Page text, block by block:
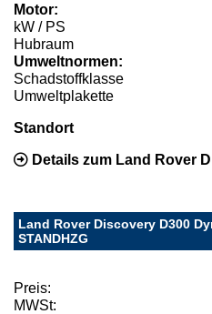
Motor:
kW / PS
Hubraum
Umweltnormen:
Schadstoffklasse
Umweltplakette
Standort
Details zum Land Rover
Land Rover Discovery D300
STANDHZG
Preis:
MWSt: